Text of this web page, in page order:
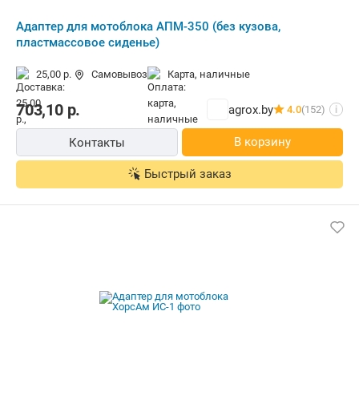
Адаптер для мотоблока АПМ-350 (без кузова,
пластмассовое сиденье)
25,00 р. Самовывоз карта, наличные
703,10р. agrox.by 4.0(152) i
Контакты В корзину
Быстрый заказ